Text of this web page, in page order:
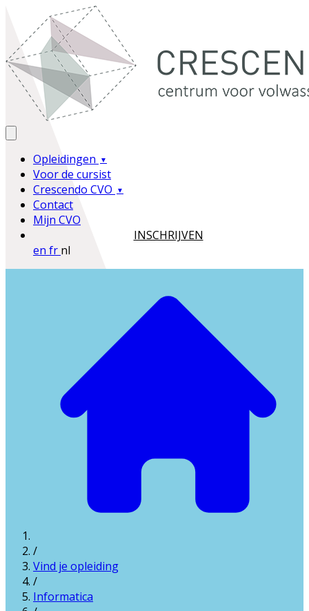
Opleidingen
Voor de cursist
Crescendo CVO
Contact
Mijn CVO
INSCHRIJVEN
en fr nl
/
Vind je opleiding
/
Informatica